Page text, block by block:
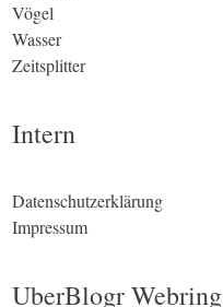
Vögel
Wasser
Zeitsplitter
Intern
Datenschutzerklärung
Impressum
UberBlogr Webring